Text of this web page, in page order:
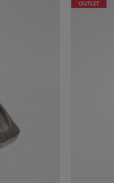
OUTLET